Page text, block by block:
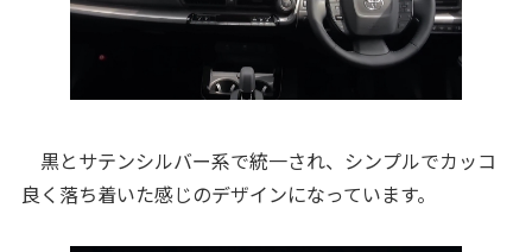
黒とサテンシルバー系で統一され、シンプルでカッコ
良く落ち着いた感じのデザインになっています。